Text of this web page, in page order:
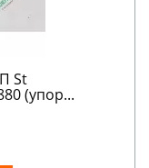
St
(упор...